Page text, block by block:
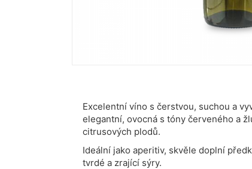
Excelentní víno s čerstvou, suchou a
elegantní, ovocná s tóny červeného a
citrusových plodů.
Ideální jako aperitiv, skvěle doplní
tvrdé a zrající sýry.